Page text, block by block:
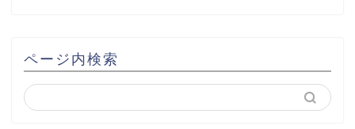
ページ内検索